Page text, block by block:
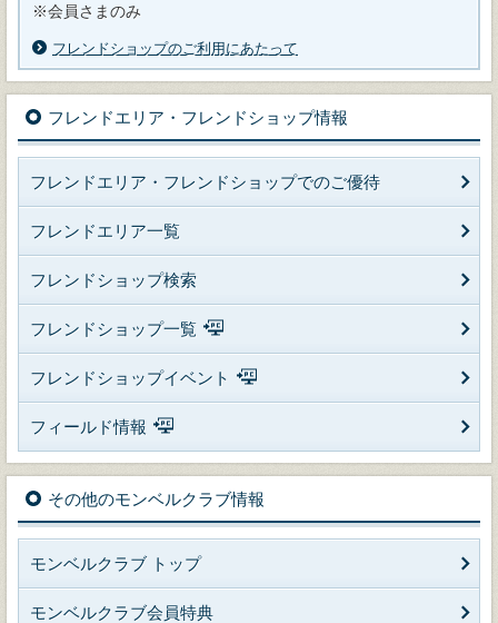
※会員さまのみ
フレンドショップのご利用にあたって
フレンドエリア・フレンドショップ情報
フレンドエリア・フレンドショップでのご優待
フレンドエリア一覧
フレンドショップ検索
フレンドショップ一覧
フレンドショップイベント
フィールド情報
その他のモンベルクラブ情報
モンベルクラブ トップ
モンベルクラブ会員特典